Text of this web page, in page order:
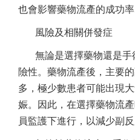
也會影響藥物流產的成功率
風險及相關併發症
無論是選擇藥物還是
險性。藥物流產後，主要
多，極少數患者可能出現
娠。因此，在選擇藥物流
員監護下進行，以減少副反